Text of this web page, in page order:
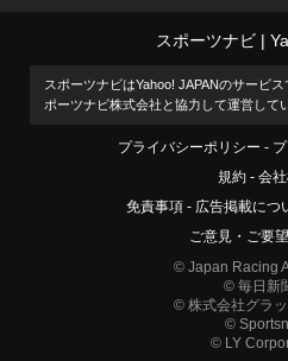
スポーツナビ
スポーツナビはYahoo! JAPANのサービ
ポーツナビ株式会社と協力して運営して
プライバシーポリシー
規約
会
免責事項
広告掲載につ
ご意見・ご要望
© Japan Racing
© 毎日新
© 株式会社グラ
©
© LY